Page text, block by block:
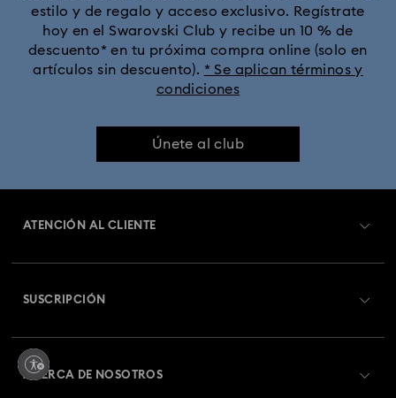
Colección Florere Colección Gema
Colección Harmonia Colección Holiday Cheers
Colección Matrix Vittore
estilo y de regalo y acceso exclusivo. Regístrate
hoy en el Swarovski Club y recibe un 10 % de
descuento* en tu próxima compra online (solo en
artículos sin descuento). * Se aplican términos y
condiciones
Únete al club
ATENCIÓN AL CLIENTE
Saldo de la tarjeta regalo
SUSCRIPCIÓN
ACERCA DE NOSOTROS